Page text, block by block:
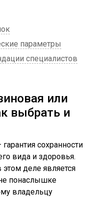
параметры
специалистов
или
выбрать и
сохранности
вида и здоровья.
деле является
понаслышке
владельцу